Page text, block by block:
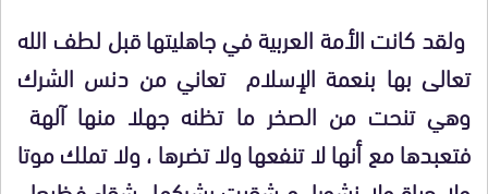
ولقد كانت الأمة العربية في جاهليتها قبل لطف الله
تعالى بها بنعمة الإسلام تعاني من دنس الشرك
وهي تنحت من الصخر ما تظنه جهلا منها آلهة
فتعبدها مع أنها لا تنفعها ولا تضرها ، ولا تملك موتا